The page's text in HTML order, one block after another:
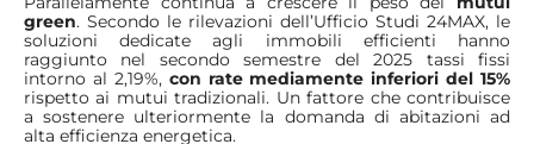
green. Secondo le rilevazioni dell’Ufficio Studi 24MAX, le
soluzioni dedicate agli immobili efficienti hanno
raggiunto nel secondo semestre del 2025 tassi fissi
intorno al 2,19%, con rate mediamente inferiori del 15%
rispetto ai mutui tradizionali. Un fattore che contribuisce
a sostenere ulteriormente la domanda di abitazioni ad
alta efficienza energetica.